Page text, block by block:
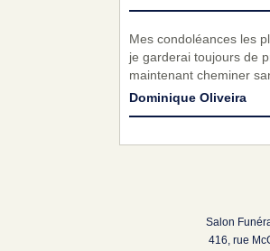
Mes condoléances les
je garderai toujours de
maintenant cheminer
Dominique Oliveira
Salon
416, rue